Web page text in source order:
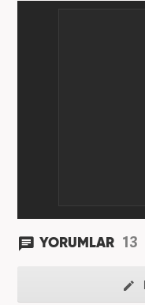
YORUMLAR 13